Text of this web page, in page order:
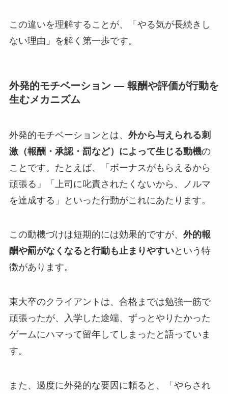
この違いを理解することが、「やる気が長続きし
ない理由」を解く第一歩です。
外発的モチベーション ― 報酬や評価が行動を
生むメカニズム
外発的モチベーションとは、 外から与えられる刺
激（報酬・承認・罰など）によって生じる動機の
ことです。たとえば、「ボーナスがもらえるから
頑張る」「上司に叱責されたくないから、ノルマ
を達成する」といった行動がこれにあたります。
この動機づけは短期的には効果的ですが、 外的報
酬や罰がなくなると行動も止まりやすいという特
徴があります。
東大卒のクライアントは、合格までは勉強一筋で
頑張ったが、入学した途端、ずっとやりたかった
ゲームにハマって留年してしまったと語っていま
す。
また、過度に外発的な要因に頼ると、「やらされ